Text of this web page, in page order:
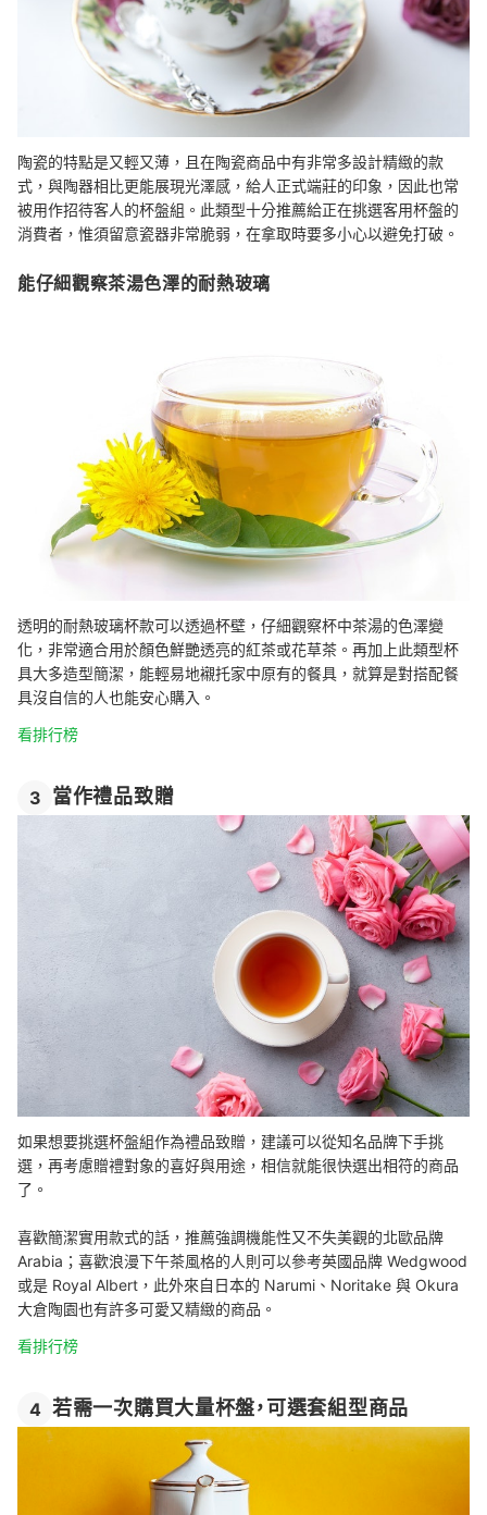
陶瓷的特點是又輕又薄，且在陶瓷商品中有非常多設計精緻的款
式，與陶器相比更能展現光澤感，給人正式端莊的印象，因此也常
被用作招待客人的杯盤組。此類型十分推薦給正在挑選客用杯盤的
消費者，惟須留意瓷器非常脆弱，在拿取時要多小心以避免打破。
能仔細觀察茶湯色澤的耐熱玻璃
透明的耐熱玻璃杯款可以透過杯壁，仔細觀察杯中茶湯的色澤變
化，非常適合用於顏色鮮艷透亮的紅茶或花草茶。再加上此類型杯
具大多造型簡潔，能輕易地襯托家中原有的餐具，就算是對搭配餐
具沒自信的人也能安心購入。
看排行榜
3 當作禮品致贈
如果想要挑選杯盤組作為禮品致贈，建議可以從知名品牌下手挑
選，再考慮贈禮對象的喜好與用途，相信就能很快選出相符的商品
了。
喜歡簡潔實用款式的話，推薦強調機能性又不失美觀的北歐品牌
Arabia；喜歡浪漫下午茶風格的人則可以參考英國品牌 Wedgwood
或是 Royal Albert，此外來自日本的 Narumi、Noritake 與 Okura
大倉陶園也有許多可愛又精緻的商品。
看排行榜
4 若需一次購買大量杯盤，可選套組型商品